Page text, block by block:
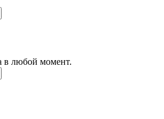
в любой момент.